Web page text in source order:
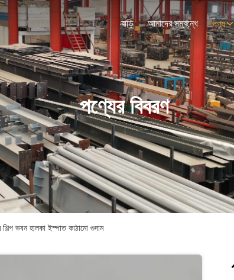
বাড়ি আমাদের সম্বন্ধে পণ্য
পণ্যের বিবরণ
ভবন হালকা ইস্পাত কাঠামো গুদাম